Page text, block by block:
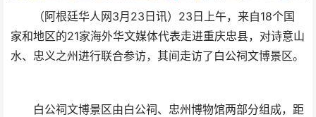
（阿根廷华人网3月23日讯）23日上午，来自18个国
家和地区的21家海外华文媒体代表走进重庆忠县，对诗意山
水、忠义之州进行联合参访，其间走访了白公祠文博景区。
白公祠文博景区由白公祠、忠州博物馆两部分组成，距